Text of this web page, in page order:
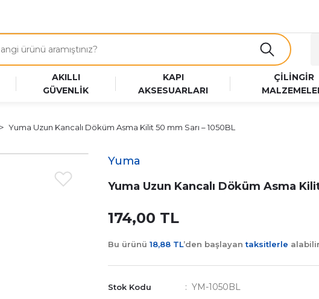
AKILLI
GÜVENLİK
KAPI
AKSESUARLARI
ÇİLİNGİR
Yuma Uzun Kancalı Döküm Asma Kilit 50 mm Sarı – 1050BL
Yuma
Yuma Uzun Kancalı Döküm Asma
174,00 TL
Bu ürünü 18,88 TL’den başlayantaksitlerle
Stok Kodu YM-1050BL